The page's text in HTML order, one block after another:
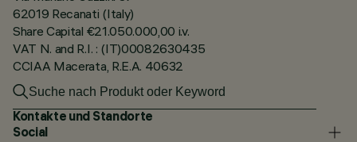
62019 Recanati (Italy)
Share Capital €21.050.000,00 i.v.
VAT N. and R.I. : (IT)00082630435
CCIAA Macerata, R.E.A. 40632
Kontakte und Standorte
Social